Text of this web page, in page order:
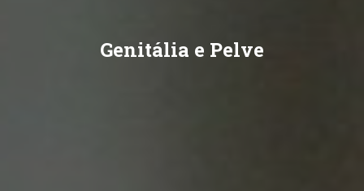
Genitália e Pelve